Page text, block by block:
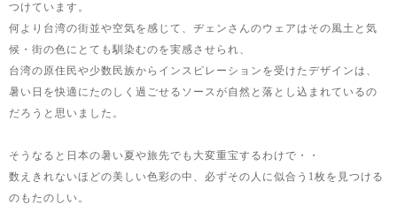
つけています。
何より台湾の街並や空気を感じて、ヂェンさんのウェアはその風土と気
候・街の色にとても馴染むのを実感させられ、
台湾の原住民や少数民族からインスピレーションを受けたデザインは、
暑い日を快適にたのしく過ごせるソースが自然と落とし込まれているの
だろうと思いました。
そうなると日本の暑い夏や旅先でも大変重宝するわけで・・
数えきれないほどの美しい色彩の中、必ずその人に似合う1枚を見つける
のもたのしい。